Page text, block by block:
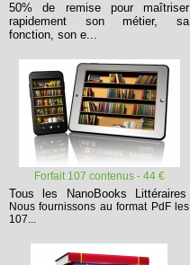
50% de remise pour maîtriser
rapidement son métier, sa
fonction, son e...
Forfait 107 contenus - 44 €
Tous les NanoBooks Littéraires
Nous fournissons au format PdF les
107...